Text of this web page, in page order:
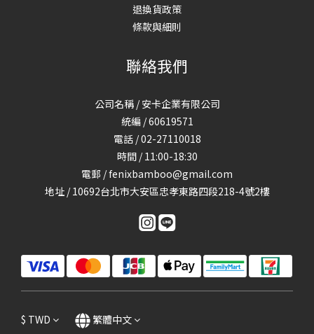
退換貨政策
條款與細則
聯絡我們
公司名稱 / 安卡企業有限公司
統編 / 60619571
電話 / 02-27110018
時間 / 11:00-18:30
電郵 / fenixbamboo@gmail.com
地址 / 10692台北市大安區忠孝東路四段218-4號2樓
$ TWD 繁體中文